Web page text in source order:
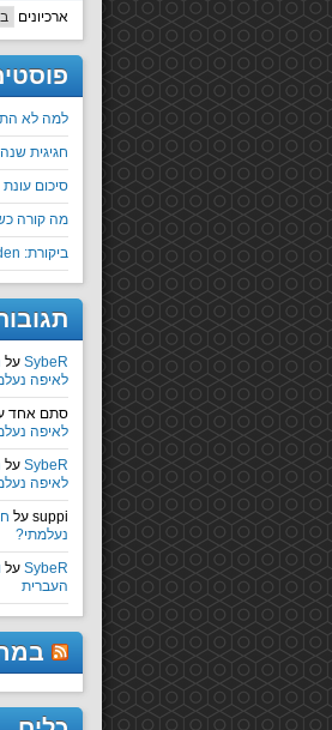
ארכיונים
למה לא
חגיגית
סיכום עונת
מה קורה
ביקורת: Buyuden
SybeR על
לאיפה
סתם אחד
לאיפה
SybeR על
לאיפה
suppi על
נעלמתי?
SybeR על
העברית